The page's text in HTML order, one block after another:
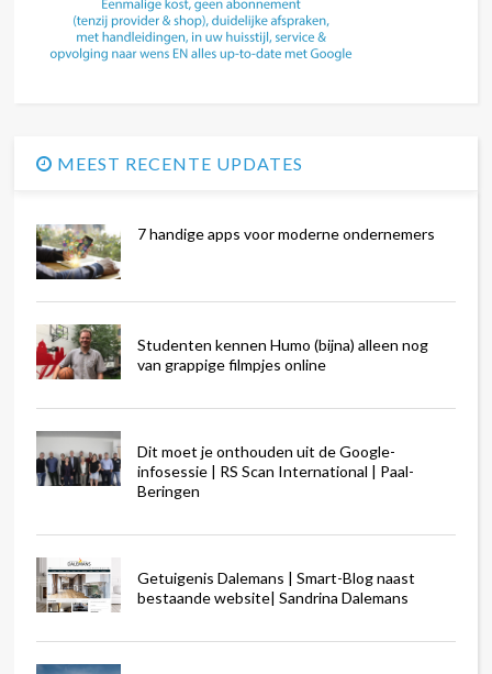
MEEST RECENTE UPDATES
7 handige apps voor moderne ondernemers
Studenten kennen Humo (bijna) alleen nog
van grappige filmpjes online
Dit moet je onthouden uit de Google-
infosessie | RS Scan International | Paal-
Beringen
Getuigenis Dalemans | Smart-Blog naast
bestaande website| Sandrina Dalemans